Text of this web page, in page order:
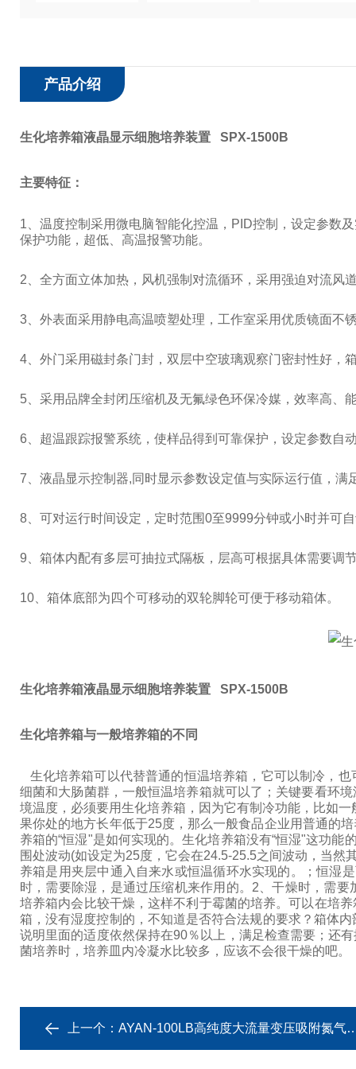
产品介绍
生化培养箱液晶显示细胞培养装置 SPX-1500B
主要特征：
1 、温度控制采用微电脑智能化控温， PID控制，设定参数
保护功能，超低、高温报警功能。
2 、全方面立体加热，风机强制对流循环，采用强迫对流
3 、外表面采用静电高温喷塑处理，工作室采用优质镜面不
4 、外门采用磁封条门封，双层中空玻璃观察门密封性好
5 、采用品牌全封闭压缩机及无氟绿色环保冷媒，效率高、
6 、超温跟踪报警系统，使样品得到可靠保护，设定参数自
7 、液晶显示控制器,同时显示参数设定值与实际运行值，满
8 、可对运行时间设定，定时范围0至9999分钟或小时并可
9、箱体内配有多层可抽拉式隔板，层高可根据具体需要调
10 、箱体底部为四个可移动的双轮脚轮可便于移动箱体。
生化培养箱液晶显示细胞培养装置 SPX-1500B
生化培养箱与一般培养箱的不同
生化培养箱可以代替普通的恒温培养箱，它可以制冷，
细菌和大肠菌群，一般恒温培养箱就可以了；关键要看环
境温度，必须要用生化培养箱，因为它有制冷功能，比如
果你处的地方长年低于25度，那么一般食品企业用普通的
养箱的“恒湿"是如何实现的。生化培养箱没有“恒湿"这功能
围处波动(如设定为25度，它会在24.5-25.5之间波动，当
养箱是用夹层中通入自来水或恒温循环水实现的。；恒湿
时，需要除湿，是通过压缩机来作用的。 2、干燥时，需要
培养箱内会比较干燥，这样不利于霉菌的培养。可以在培
箱，没有湿度控制的，不知道是否符合法规的要求？箱体
说明里面的适度依然保持在90％以上，满足检查需要；还
菌培养时，培养皿内冷凝水比较多，应该不会很干燥的吧。
上一个： AYAN-100LB高纯度大流量变压吸附氮气发生器